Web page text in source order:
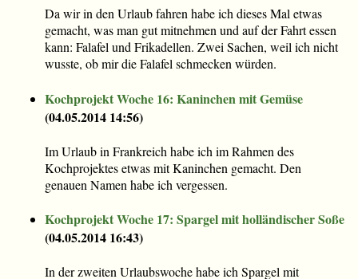
Da wir in den Urlaub fahren habe ich dieses Mal etwas
gemacht, was man gut mitnehmen und auf der Fahrt essen
kann: Falafel und Frikadellen. Zwei Sachen, weil ich nicht
wusste, ob mir die Falafel schmecken würden.
Kochprojekt Woche 16: Kaninchen mit Gemüse
(04.05.2014 14:56)
Im Urlaub in Frankreich habe ich im Rahmen des
Kochprojektes etwas mit Kaninchen gemacht. Den
genauen Namen habe ich vergessen.
Kochprojekt Woche 17: Spargel mit holländischer Soße
(04.05.2014 16:43)
In der zweiten Urlaubswoche habe ich Spargel mit